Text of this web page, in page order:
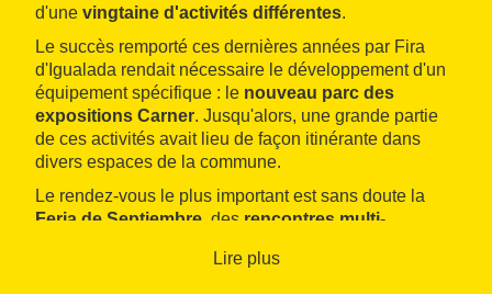
d'une vingtaine d'activités différentes.
Le succès remporté ces dernières années par Fira
d'Igualada rendait nécessaire le développement d'un
équipement spécifique : le nouveau parc des
expositions Carner. Jusqu'alors, une grande partie
de ces activités avait lieu de façon itinérante dans
divers espaces de la commune.
Le rendez-vous le plus important est sans doute la
Feria de Septiembre , des rencontres multi-
qui rassemblent services et entreprises de toute la
Lire plus